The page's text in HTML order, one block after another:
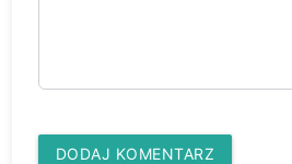
DODAJ KOMENTARZ